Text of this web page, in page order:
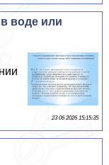
воде или
23 06 2026 15:15:35